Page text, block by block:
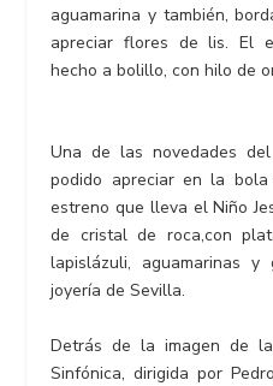
aguamarina y también,
apreciar flores de lis. El
hecho a bolillo, con hilo de
Una de las novedades
podido apreciar en la
estreno que lleva el Niño
de cristal de roca,con
lapislázuli, aguamarinas
joyería de Sevilla.
Detrás de la imagen de
Sinfónica, dirigida por